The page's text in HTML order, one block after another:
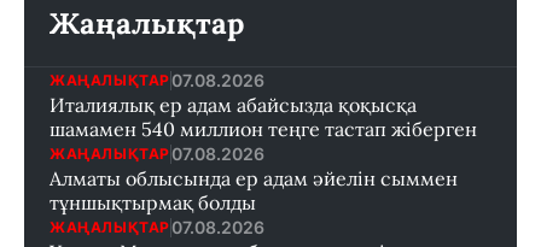
Жаңалықтар
ЖАҢАЛЫҚТАР 07.08.2026
Италиялық ер адам абайсызда қоқысқа
шамамен 540 миллион теңге тастап жіберген
ЖАҢАЛЫҚТАР 07.08.2026
Алматы облысында ер адам әйелін сыммен
тұншықтырмақ болды
ЖАҢАЛЫҚТАР 07.08.2026